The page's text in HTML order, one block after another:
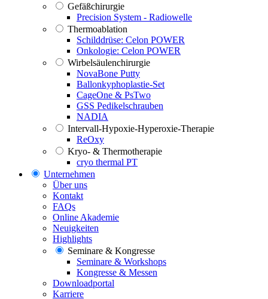
Gefäßchirurgie
Precision System - Radiowelle
Thermoablation
Schilddrüse: Celon POWER
Onkologie: Celon POWER
Wirbelsäulenchirurgie
NovaBone Putty
Ballonkyphoplastie-Set
CageOne & PsTwo
GSS Pedikelschrauben
NADIA
Intervall-Hypoxie-Hyperoxie-Therapie
ReOxy
Kryo- & Thermotherapie
cryo thermal PT
Unternehmen
Über uns
Kontakt
FAQs
Online Akademie
Neuigkeiten
Highlights
Seminare & Kongresse
Seminare & Workshops
Kongresse & Messen
Downloadportal
Karriere